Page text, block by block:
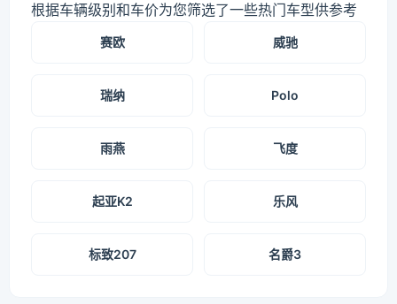
根据车辆级别和车价为您筛选了一些热门车型供参考
赛欧 威驰
瑞纳 Polo
雨燕 飞度
起亚K2 乐风
标致207 名爵3